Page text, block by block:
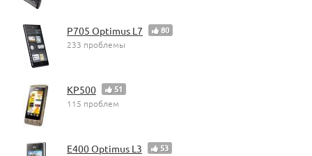
P705 Optimus L7 80
233 проблемы
KP500 51
115 проблем
E400 Optimus L3 53